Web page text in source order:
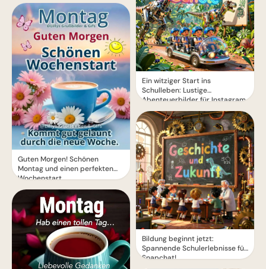
Guten Morgen! Schönen
Montag und einen perfekten
Wochenstart
Ein witziger Start ins
Schulleben: Lustige
Abenteuerbilder für Instagram
Bildung beginnt jetzt:
Spannende Schulerlebnisse für
Snapchat!